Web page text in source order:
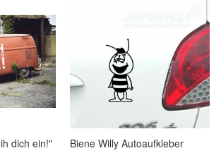
dich ein!"
Biene Willy Autoaufkleber